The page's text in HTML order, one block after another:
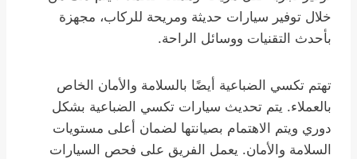
خلال توفير سيارات حديثة ومريحة للركاب، مجهزة
بأحدث التقنيات ووسائل الراحة.
تهتم تكسي الضباعية أيضًا بالسلامة والأمان الخاص
بالعملاء. يتم تحديث سيارات تكسي الضباعية بشكل
دوري ويتم الاهتمام بصيانتها لضمان أعلى مستويات
السلامة والأمان. يعمل الفريق على فحص السيارات